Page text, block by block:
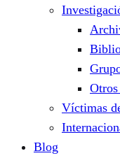
Víctimas
Blog